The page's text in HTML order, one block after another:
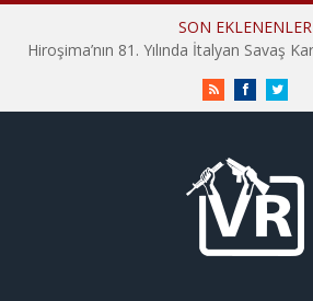
SON EKLENENLER
RSS FacebookTwitter